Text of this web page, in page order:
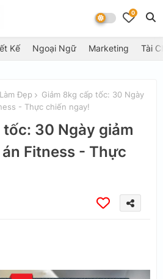
0
Kế Ngoại Ngữ Marketing Tài
Đẹp
Giảm 8kg cấp tốc: 30 Ngày
- Thực chiến ngay!
30 Ngày giảm
Fitness - Thực